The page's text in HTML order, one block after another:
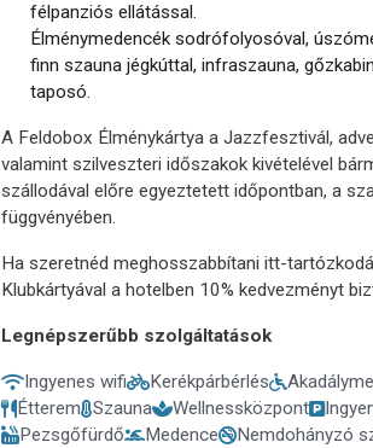
félpanziós ellátással.
Élménymedencék sodrófolyosóval,
finn szauna jégkúttal, infraszauna,
taposó.
A Feldobox Élménykártya a Jazzfesztivál,
valamint szilveszteri időszakok kivételével
szállodával előre egyeztetett időpontban, a
függvényében.
Ha szeretnéd meghosszabbítani itt-
Klubkártyával a hotelben 10% kedvezményt
Legnépszerűbb szolgáltatások
Ingyenes wifi Kerékpárbérlés
Étterem
Szauna Wellnessközpont
Pezsgőfürdő
Medence
Nemdohányzó